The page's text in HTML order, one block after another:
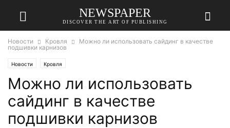
NEWSPAPER
DISCOVER THE ART OF PUBLISHING
Новости Кровля
Можно ли использовать сайдинг в качестве
подшивки карнизов
Новости Кровля
Можно ли использовать
сайдинг в качестве
подшивки карнизов